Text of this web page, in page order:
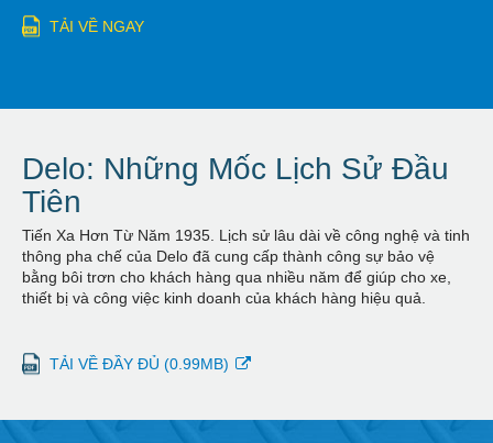
TẢI VỀ NGAY
Delo: Những Mốc Lịch Sử Đầu
Tiên
Tiến Xa Hơn Từ Năm 1935. Lịch sử lâu dài về công nghệ và tinh
thông pha chế của Delo đã cung cấp thành công sự bảo vệ
bằng bôi trơn cho khách hàng qua nhiều năm để giúp cho xe,
thiết bị và công việc kinh doanh của khách hàng hiệu quả.
TẢI VỀ ĐẦY ĐỦ (0.99MB)